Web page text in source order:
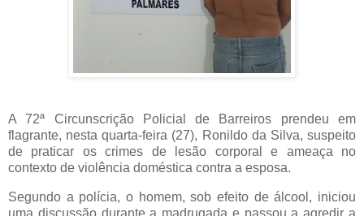
A 72ª Circunscrição Policial de Barreiros prendeu em
flagrante, nesta quarta-feira (27), Ronildo da Silva, suspeito
de praticar os crimes de lesão corporal e ameaça no
contexto de violência doméstica contra a esposa.
Segundo a polícia, o homem, sob efeito de álcool, iniciou
uma discussão durante a madrugada e passou a agredir a